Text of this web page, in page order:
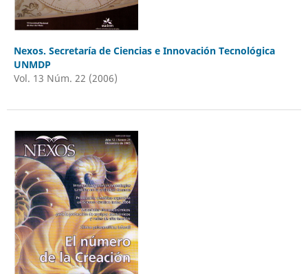
Nexos. Secretaría de Ciencias e Innovación Tecnológica
UNMDP
Vol. 13 Núm. 22 (2006)